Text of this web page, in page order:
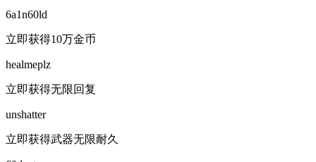
6a1n60ld
立即获得10万金币
healmeplz
立即获得无限回复
unshatter
立即获得武器无限耐久